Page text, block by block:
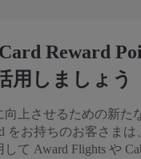
Reward
用しましょう
上させるための新
をお持ちのお客さま
て Award Flights や